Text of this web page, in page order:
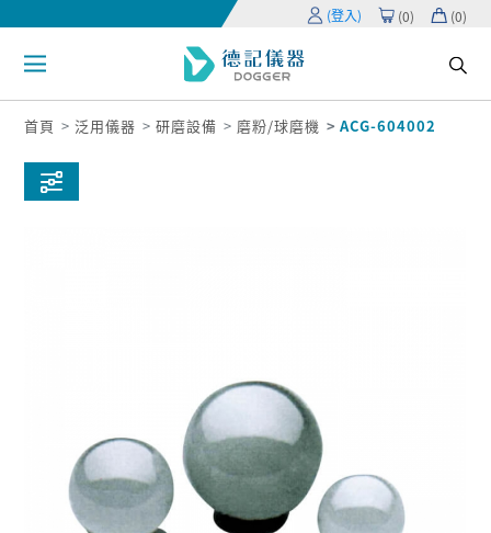
(登入) (0) (0)
首頁 泛用儀器 研磨設備 磨粉/球磨機 ACG-604002